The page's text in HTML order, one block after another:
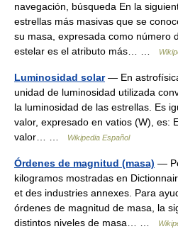
navegación, búsqueda En la
estrellas más masivas que se
su masa, expresada como número
estelar es el atributo más… …
Luminosidad solar— En
unidad de luminosidad utilizada
la luminosidad de las estrellas. Es
valor, expresado en vatios (W), es:
valor… …
Wikipedia Español
Órdenes de magnitud (masa) —
kilogramos mostradas en
et des industries annexes. Para
órdenes de magnitud de masa, la
distintos niveles de masa… …